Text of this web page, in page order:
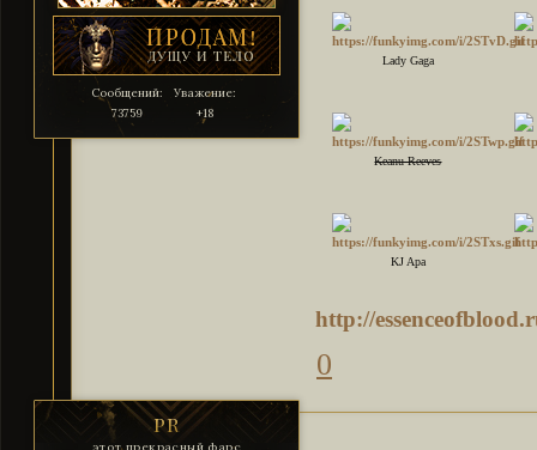
Сообщений:
73759
Уважение:
+18
Lady Gaga
Keanu Reeves
KJ Apa
http://
0
PR
этот прекрасный фарс